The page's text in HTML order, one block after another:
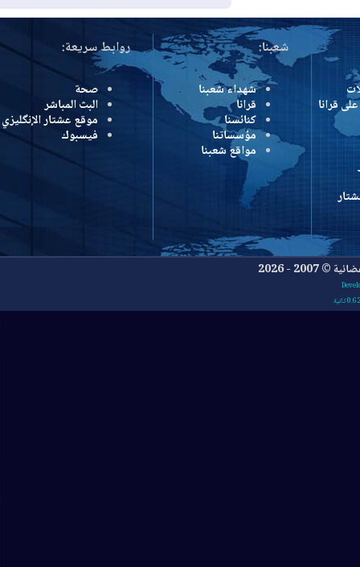
المزيد
شعبنا:
شهداء شعبنا
قرانا
كنائسنا
مؤسساتنا
مواقع شعبنا
روابط سريعة:
صحة
البث المباشر
موقع عشتار الإنگليزي
فيسبوك
2026